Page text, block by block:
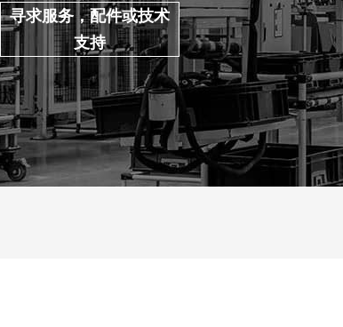
寻求服务，配件或技术
支持